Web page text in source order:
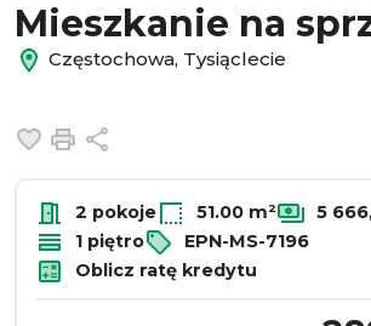
Mieszkanie na
Częstochowa, Tysiąclecie
Dodaj do ulubionych
Drukuj
2 pokoje 51.00 m² 5
1 piętro
EPN-MS-7196
Oblicz ratę kredytu